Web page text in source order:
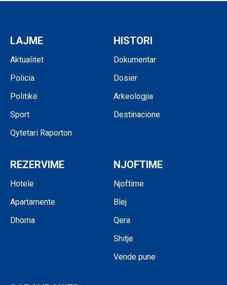
LAJME
Aktualitet
Policia
Politikë
Sport
Qytetari Raporton
HISTORI
Dokumentar
Dosier
Arkeologjia
Destinacione
REZERVIME
Hotele
Apartamente
Dhoma
NJOFTIME
Njoftime
Blej
Qera
Shitje
Vende pune